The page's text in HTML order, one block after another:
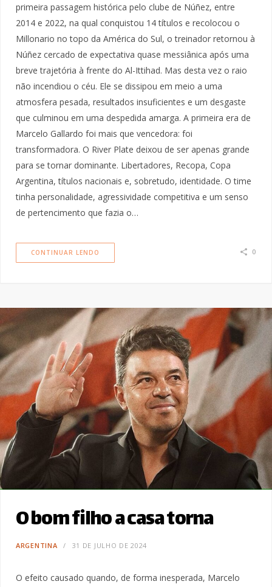
primeira passagem histórica pelo clube de Núñez, entre
2014 e 2022, na qual conquistou 14 títulos e recolocou o
Millonario no topo da América do Sul, o treinador retornou à
Núñez cercado de expectativa quase messiânica após uma
breve trajetória à frente do Al-Ittihad. Mas desta vez o raio
não incendiou o céu. Ele se dissipou em meio a uma
atmosfera pesada, resultados insuficientes e um desgaste
que culminou em uma despedida amarga. A primeira era de
Marcelo Gallardo foi mais que vencedora: foi
transformadora. O River Plate deixou de ser apenas grande
para se tornar dominante. Libertadores, Recopa, Copa
Argentina, títulos nacionais e, sobretudo, identidade. O time
tinha personalidade, agressividade competitiva e um senso
de pertencimento que fazia o…
CONTINUAR LENDO 0
O bom filho a casa torna
ARGENTINA 31 DE JULHO DE 2024
O efeito causado quando, de forma inesperada, Marcelo